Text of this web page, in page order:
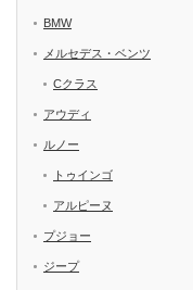
BMW
メルセデス・ベンツ
Cクラス
アウディ
ルノー
トゥインゴ
アルピーヌ
プジョー
ジープ